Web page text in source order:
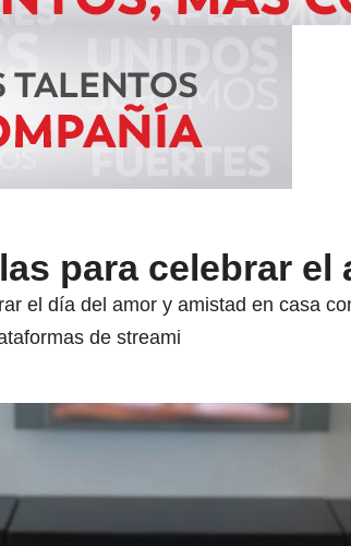
para celebrar el
el día del amor y amistad en casa
de streami